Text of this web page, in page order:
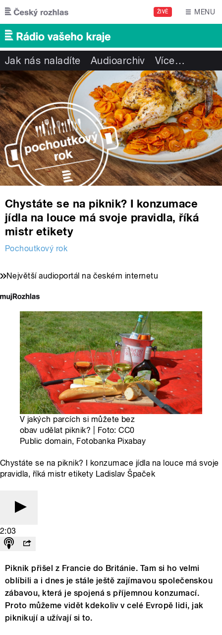
Přejít k hlavnímu obsahu
ŽIVĚ MENU
Jak nás naladíte Audioarchiv Více…
Chystáte se na piknik? I konzumace
jídla na louce má svoje pravidla, říká
mistr etikety
Pochoutkový rok
Největší audioportál na českém internetu
V jakých parcích si můžete bez
obav udělat piknik? | Foto: CC0
Public domain, Fotobanka Pixabay
Chystáte se na piknik? I konzumace jídla na louce má svoje
pravidla, říká mistr etikety Ladislav Špaček
2:03
Piknik přišel z Francie do Británie. Tam si ho velmi
oblíbili a i dnes je stále ještě zajímavou společenskou
zábavou, která je spojená s příjemnou konzumací.
Proto můžeme vidět kdekoliv v celé Evropě lidi, jak
piknikují a užívají si to.